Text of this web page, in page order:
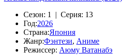
Сезон: 1 | Серия: 13
Год:2026
Страна:Япония
Жанр:Фэнтези, Аниме
Режиссер: Аюму Ватанабэ